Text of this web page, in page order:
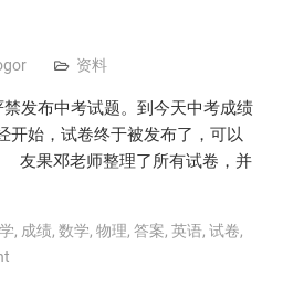
资料
发布中考试题。到今天中考成绩
开始，试卷终于被发布了，可以
友果邓老师整理了所有试卷，并
, 成绩, 数学, 物理, 答案, 英语, 试卷,